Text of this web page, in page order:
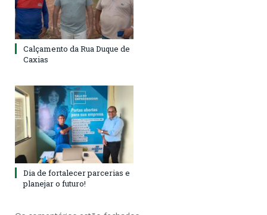
Calçamento da Rua Duque de
Caxias
Dia de fortalecer parcerias e
planejar o futuro!